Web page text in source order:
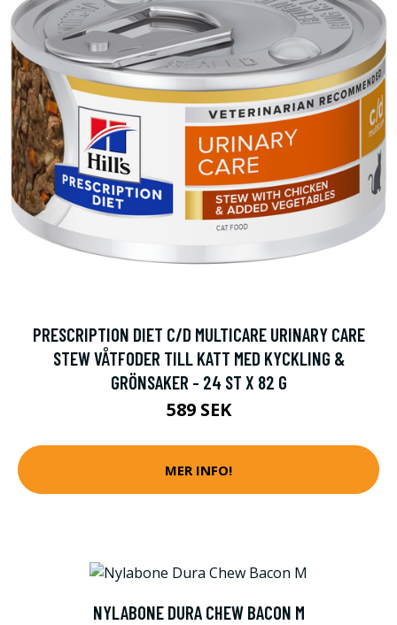
PRESCRIPTION DIET C/D MULTICARE URINARY CARE
STEW VÅTFODER TILL KATT MED KYCKLING &
GRÖNSAKER - 24 ST X 82 G
589 SEK
MER INFO!
NYLABONE DURA CHEW BACON M